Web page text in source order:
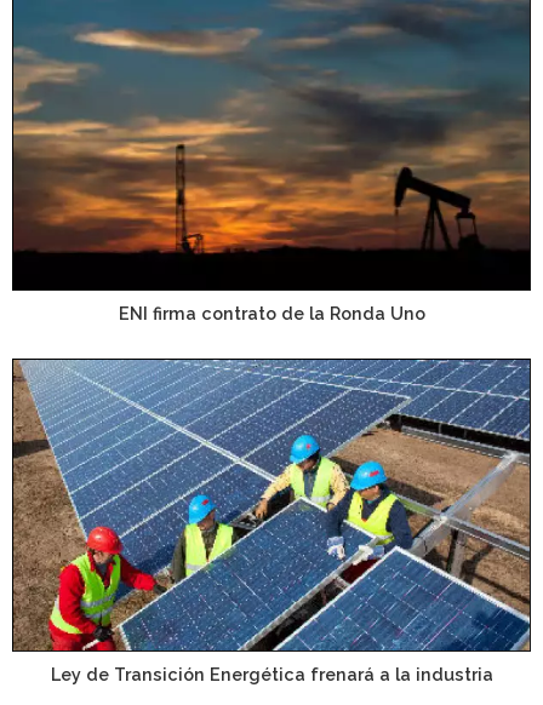
ENI firma contrato de la Ronda Uno
Ley de Transición Energética frenará a la industria